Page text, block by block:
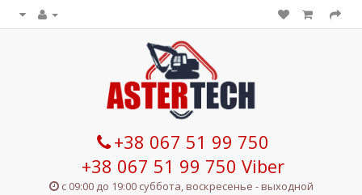
+38 067 51 99 750
+38 067 51 99 750 Viber
с 09:00 до 19:00 суббота, воскресенье - выходной